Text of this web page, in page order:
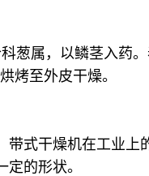
葱属，以鳞茎入药
烤至外皮干燥。
带式干燥机在工业上
的形状。